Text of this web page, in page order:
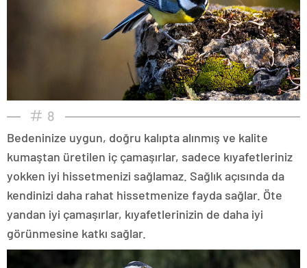
8
Bedeninize uygun, doğru kalıpta alınmış ve kalite
kumaştan üretilen iç çamaşırlar, sadece kıyafetleriniz
yokken iyi hissetmenizi sağlamaz. Sağlık açısında da
kendinizi daha rahat hissetmenize fayda sağlar. Öte
yandan iyi çamaşırlar, kıyafetlerinizin de daha iyi
görünmesine katkı sağlar.